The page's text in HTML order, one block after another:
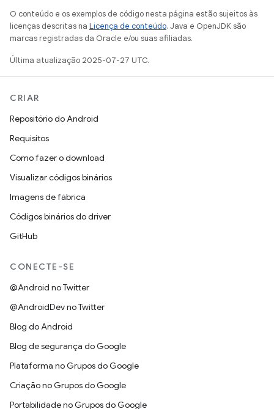
O conteúdo e os exemplos de código nesta página estão sujeitos às
licenças descritas na Licença de conteúdo. Java e OpenJDK são
marcas registradas da Oracle e/ou suas afiliadas.
Última atualização 2025-07-27 UTC.
CRIAR
Repositório do Android
Requisitos
Como fazer o download
Visualizar códigos binários
Imagens de fábrica
Códigos binários do driver
GitHub
CONECTE-SE
@Android no Twitter
@AndroidDev no Twitter
Blog do Android
Blog de segurança do Google
Plataforma no Grupos do Google
Criação no Grupos do Google
Portabilidade no Grupos do Google